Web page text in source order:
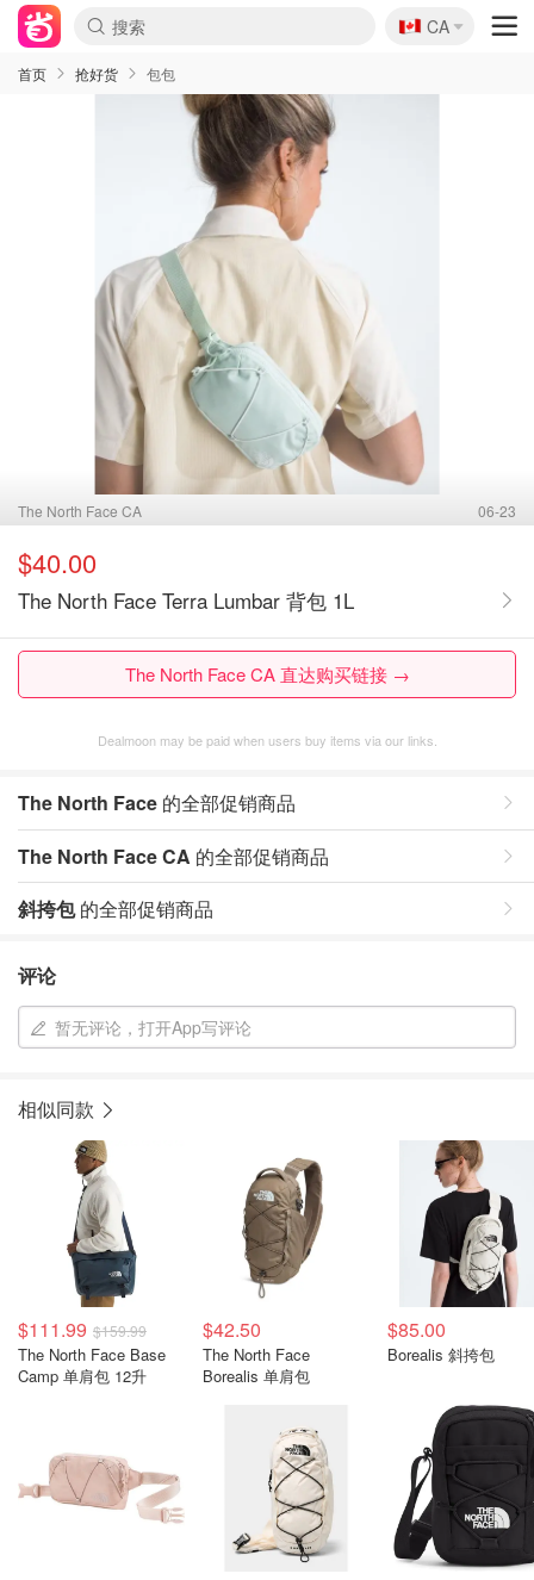
🇨🇦
CA
首页 抢好货 包包
The North Face CA 06-23
$40.00
The North Face Terra Lumbar 背包 1L
The North Face CA 直达购买链接 →
Dealmoon may be paid when users buy items via our links.
The North Face 的全部促销商品
The North Face CA 的全部促销商品
斜挎包的全部促销商品
评论
暂无评论，打开App写评论
相似同款
$111.99 $159.99
The North Face Base
Camp 单肩包 12升
$42.50
The North Face
Borealis 单肩包
$85.00
Borealis 斜挎包